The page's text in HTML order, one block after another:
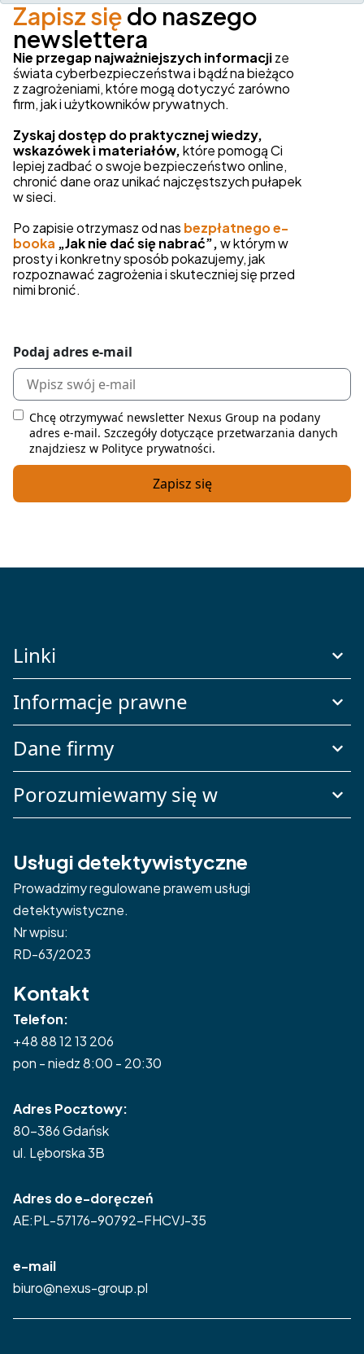
Zapisz siędo naszego
newslettera
Nie przegap najważniejszych informacjize
świata cyberbezpieczeństwa i bądź na bieżąco
z zagrożeniami, które mogą dotyczyć zarówno
firm, jak i użytkowników prywatnych.
Zyskaj dostęp do praktycznej wiedzy,
wskazówek i materiałów,które pomogą Ci
lepiej zadbać o swoje bezpieczeństwo online,
chronić dane oraz unikać najczęstszych pułapek
w sieci.
Po zapisie otrzymasz od nas bezpłatnego e-
booka „Jak nie dać się nabrać”,w którym w
prosty i konkretny sposób pokazujemy, jak
rozpoznawać zagrożenia i skuteczniej się przed
nimi bronić.
Podaj adres e-mail
Chcę otrzymywać newsletter Nexus Group na podany
adres e-mail. Szczegóły dotyczące przetwarzania danych
znajdziesz w Polityce prywatności.
Linki
Informacje prawne
Dane firmy
Porozumiewamy się w
Usługi detektywistyczne
Prowadzimy regulowane prawem usługi
detektywistyczne.
Nr wpisu:
RD-63/2023
Kontakt
Telefon:
+48 88 12 13 206
pon - niedz 8:00 - 20:30
Adres Pocztowy:
80-386 Gdańsk
ul. Lęborska 3B
Adres do e-doręczeń
AE:PL-57176-90792-FHCVJ-35
e-mail
biuro@nexus-group.pl